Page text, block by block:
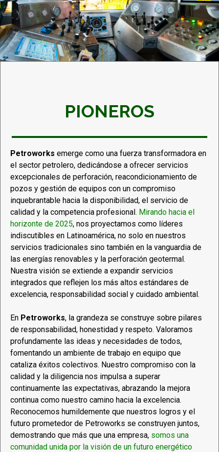
PIONEROS
Petroworks emerge como una fuerza transformadora en
el sector petrolero, dedicándose a ofrecer servicios
excepcionales de perforación, reacondicionamiento de
pozos y gestión de equipos con un compromiso
inquebrantable hacia la disponibilidad, el servicio de
calidad y la competencia profesional. Mirando hacia el
horizonte de 2025, nos proyectamos como líderes
indiscutibles en Latinoamérica, no solo en nuestros
servicios tradicionales sino también en la vanguardia de
las energías renovables y la perforación geotermal.
Nuestra visión se extiende a expandir servicios
integrados que reflejen los más altos estándares de
excelencia, responsabilidad social y cuidado ambiental.
En Petroworks, la grandeza se construye sobre pilares
de responsabilidad, honestidad y respeto. Valoramos
profundamente las ideas y necesidades de todos,
fomentando un ambiente de trabajo en equipo que
cataliza éxitos colectivos. Nuestro compromiso con la
calidad y la diligencia nos impulsa a superar
continuamente las expectativas, abrazando la mejora
continua como nuestro camino hacia la excelencia.
Reconocemos humildemente que nuestros logros y el
futuro prometedor de Petroworks se construyen juntos,
demostrando que más que una empresa, somos una
comunidad unida por la visión de un futuro energético